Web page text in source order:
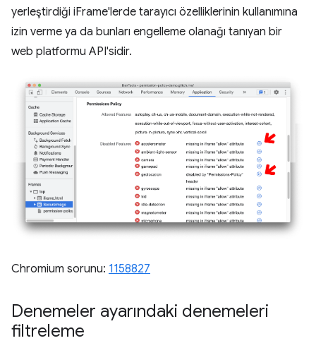
yerleştirdiği iFrame'lerde tarayıcı özelliklerinin kullanımına
izin verme ya da bunları engelleme olanağı tanıyan bir
web platformu API'sidir.
Chromium sorunu: 1158827
Denemeler ayarındaki denemeleri
filtreleme